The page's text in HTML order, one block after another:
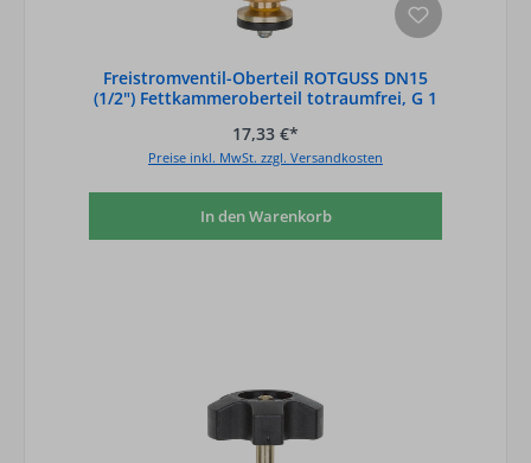
Freistromventil-Oberteil ROTGUSS DN15
(1/2") Fettkammeroberteil totraumfrei, G 1
17,33 €*
Preise inkl. MwSt. zzgl. Versandkosten
In den Warenkorb